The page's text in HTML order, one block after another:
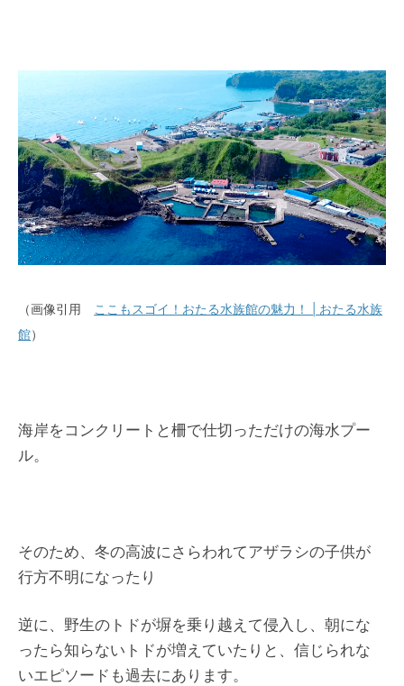
（画像引用
ここもスゴイ！おたる水族館の魅力！ | おたる水族
館）
海岸をコンクリートと柵で仕切っただけの海水プー
ル。
そのため、冬の高波にさらわれてアザラシの子供が
行方不明になったり
逆に、野生のトドが塀を乗り越えて侵入し、朝にな
ったら知らないトドが増えていたりと、信じられな
いエピソードも過去にあります。